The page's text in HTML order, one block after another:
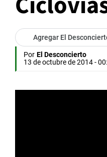
Agregar El
Por El Desconcierto
13 de octubre de 2014 -